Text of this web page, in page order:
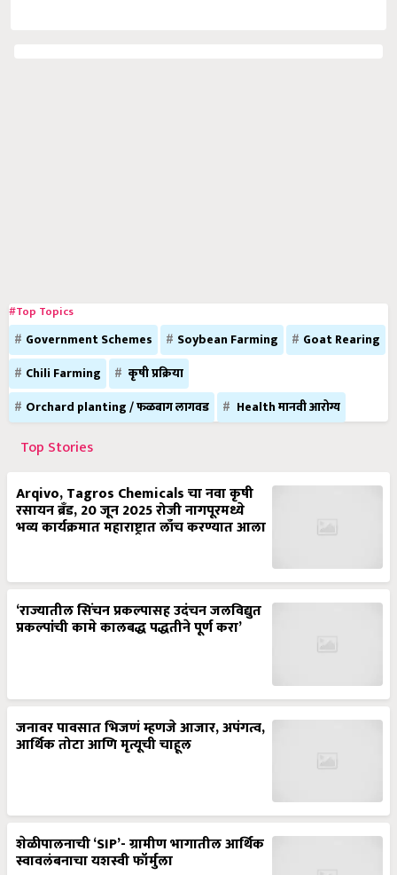
#Top Topics
Government Schemes Soybean Farming
Goat Rearing
Chili Farming
कृषी प्रक्रिया
Orchard planting / फळबाग लागवड
Health मानवी आरोग्य
Top Stories
Arqivo, Tagros Chemicals चा नवा कृषी
रसायन ब्रँड, 20 जून 2025 रोजी नागपूरमध्ये
भव्य कार्यक्रमात महाराष्ट्रात लाँच करण्यात आला
‘राज्यातील सिंचन प्रकल्पासह उदंचन जलविद्युत
प्रकल्पांची कामे कालबद्ध पद्धतीने पूर्ण करा’
जनावर पावसात भिजणं म्हणजे आजार, अपंगत्व,
आर्थिक तोटा आणि मृत्यूची चाहूल
शेळीपालनाची ‘SIP’- ग्रामीण भागातील आर्थिक
स्वावलंबनाचा यशस्वी फॉर्मुला